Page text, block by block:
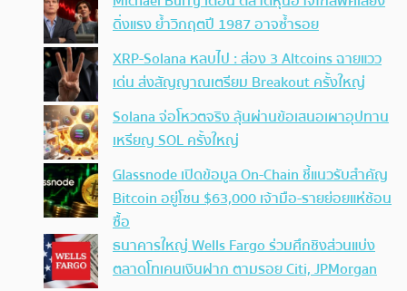
ดิ่งแรง ย้ำวิกฤตปี 1987 อาจซ้ำรอย
XRP-Solana หลบไป : ส่อง 3 Altcoins ฉายแวว
เด่น ส่งสัญญาณเตรียม Breakout ครั้งใหญ่
Solana จ่อโหวตจริง ลุ้นผ่านข้อเสนอเผาอุปทาน
เหรียญ SOL ครั้งใหญ่
Glassnode เปิดข้อมูล On-Chain ชี้แนวรับสำคัญ
Bitcoin อยู่โซน $63,000 เจ้ามือ-รายย่อยแห่ช้อน
ซื้อ
ธนาคารใหญ่ Wells Fargo ร่วมศึกชิงส่วนแบ่ง
ตลาดโทเคนเงินฝาก ตามรอย Citi, JPMorgan